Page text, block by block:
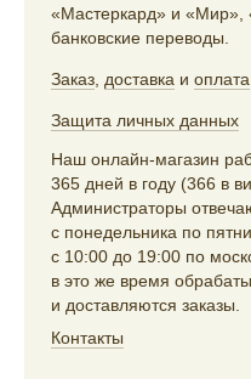
«Мастеркард» и
банковские переводы.
Заказ доставка и оплата
Защита личных данных
Наш онлайн-магазин
365 дней в году (366 в
Администраторы
с понедельника по
с 10:00 до 19:00 по
в это же время
и доставляются заказы.
Контакты